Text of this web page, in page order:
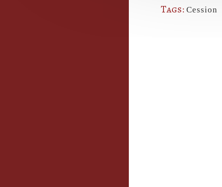
Tags: Cession